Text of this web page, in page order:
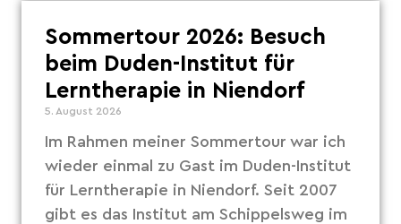
Sommertour 2026: Besuch
beim Duden-Institut für
Lerntherapie in Niendorf
5. August 2026
Im Rahmen meiner Sommertour war ich
wieder einmal zu Gast im Duden-Institut
für Lerntherapie in Niendorf. Seit 2007
gibt es das Institut am Schippelsweg im